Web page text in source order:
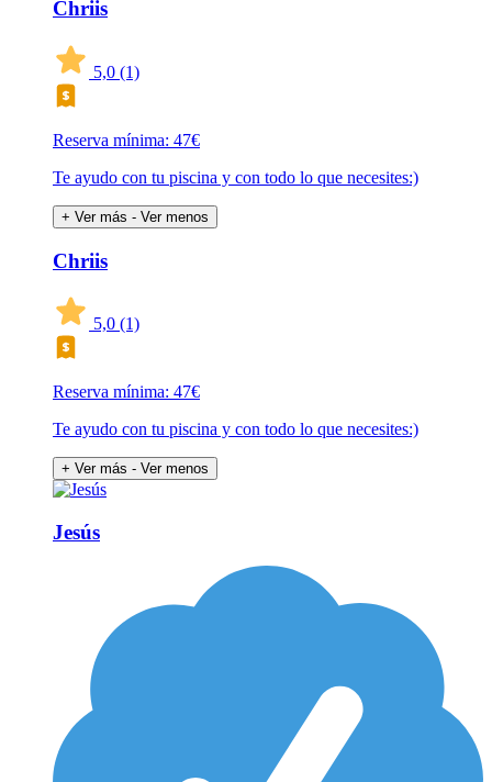
Chriis
5,0 (1)
Reserva mínima: 47€
Te ayudo con tu piscina y con todo lo que necesites:)
+ Ver más - Ver menos
Chriis
5,0 (1)
Reserva mínima: 47€
Te ayudo con tu piscina y con todo lo que necesites:)
+ Ver más - Ver menos
Jesús